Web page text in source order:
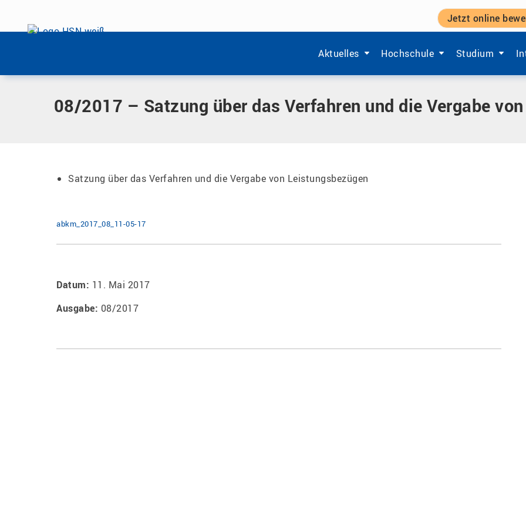
Jetzt online
Aktuelles
Zeige Menü-Unterpunkte von 'Aktuelles'.
Hochschule
Zeige Menü-Unterpunkte von
Studium
Zeige Menü-
Home|Dokumente|08/2017 – Satzung über das Verfahren und die Vergabe von Leistungsbezügen
08/2017 – Satzung über das Verfahren und die Vergabe
Satzung über das Verfahren und die Vergabe von Leistungsbezügen
abkm_2017_08_11-05-17
Datum: 11. Mai 2017
Ausgabe: 08/2017